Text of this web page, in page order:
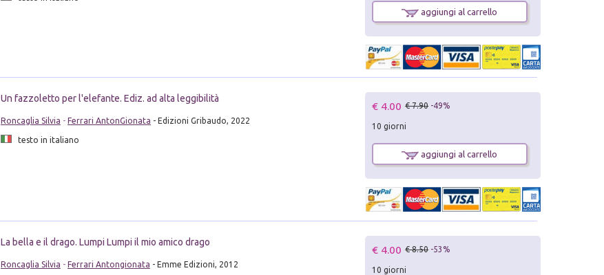
aggiungi al carrello
Un fazzoletto per l'elefante. Ediz. ad alta leggibilità
Roncaglia Silvia - Ferrari AntonGionata - Edizioni Gribaudo, 2022
testo in italiano
€ 4.00 € 7.90 -49%
10 giorni
aggiungi al carrello
La bella e il drago. Lumpi Lumpi il mio amico drago
Roncaglia Silvia - Ferrari Antongionata - Emme Edizioni, 2012
€ 4.00 € 8.50 -53%
10 giorni